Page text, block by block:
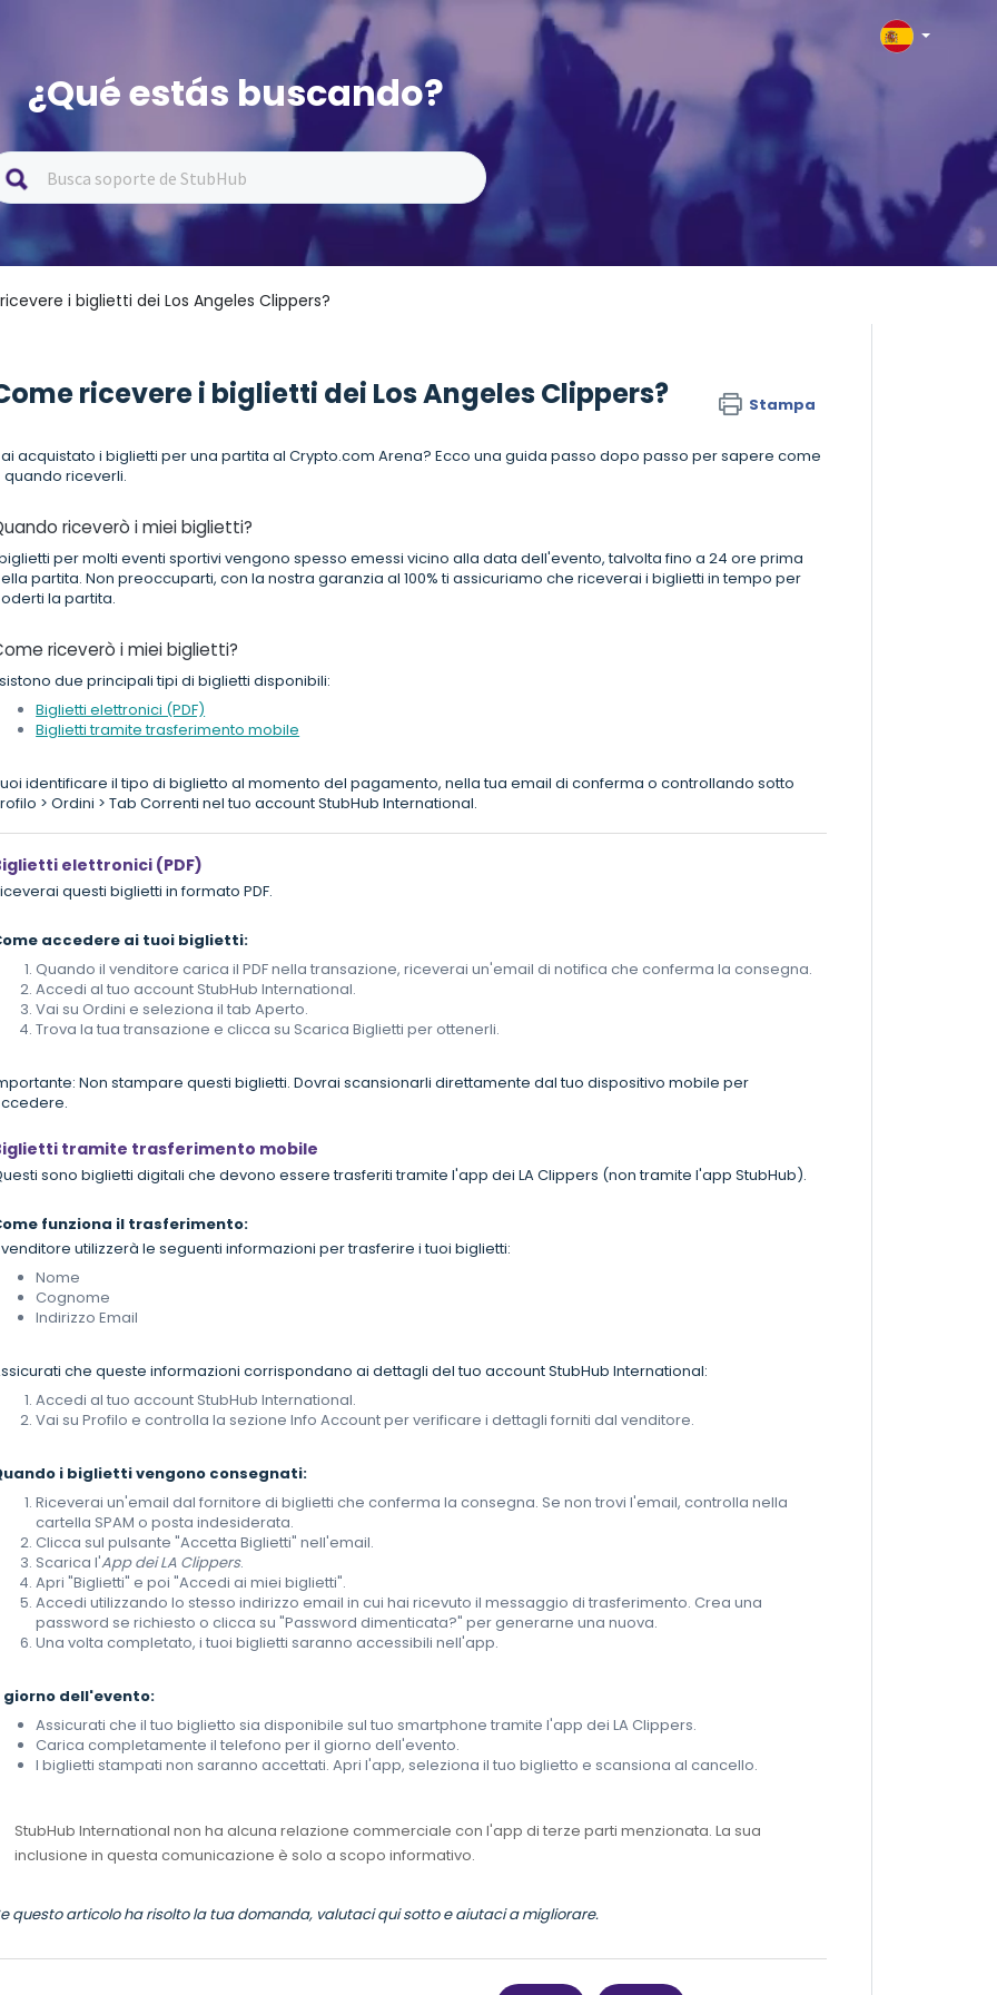
¿Qué estás buscando?
i biglietti dei Los Angeles Clippers?
ricevere i biglietti dei Los Angeles Clippers? Stampa
acquistato i biglietti per una partita al Crypto.com Arena? Ecco una guida passo dopo passo per sapere come
quando riceverli.
riceverò i miei biglietti?
per molti eventi sportivi vengono spesso emessi vicino alla data dell'evento, talvolta fino a 24 ore prima
partita. Non preoccuparti, con la nostra garanzia al 100% ti assicuriamo che riceverai i biglietti in tempo per
la partita.
riceverò i miei biglietti?
due principali tipi di biglietti disponibili:
Biglietti elettronici (PDF)
Biglietti tramite trasferimento mobile
identificare il tipo di biglietto al momento del pagamento, nella tua email di conferma o controllando sotto
> Ordini > Tab Correnti nel tuo account StubHub International.
elettronici (PDF)
questi biglietti in formato PDF.
accedere ai tuoi biglietti:
Quando il venditore carica il PDF nella transazione, riceverai un'email di notifica che conferma la consegna.
Accedi al tuo account StubHub International.
Vai su Ordini e seleziona il tab Aperto.
Trova la tua transazione e clicca su Scarica Biglietti per ottenerli.
Non stampare questi biglietti. Dovrai scansionarli direttamente dal tuo dispositivo mobile per
tramite trasferimento mobile
sono biglietti digitali che devono essere trasferiti tramite l'app dei LA Clippers (non tramite l'app StubHub).
funziona il trasferimento:
venditore utilizzerà le seguenti informazioni per trasferire i tuoi biglietti:
Nome
Cognome
Indirizzo Email
che queste informazioni corrispondano ai dettagli del tuo account StubHub International:
Accedi al tuo account StubHub International.
Vai su Profilo e controlla la sezione Info Account per verificare i dettagli forniti dal venditore.
i biglietti vengono consegnati:
Riceverai un'email dal fornitore di biglietti che conferma la consegna. Se non trovi l'email, controlla nella
cartella SPAM o posta indesiderata.
Clicca sul pulsante "Accetta Biglietti" nell'email.
Scarica l'App dei LA Clippers.
Apri "Biglietti" e poi "Accedi ai miei biglietti".
Accedi utilizzando lo stesso indirizzo email in cui hai ricevuto il messaggio di trasferimento. Crea una
password se richiesto o clicca su "Password dimenticata?" per generarne una nuova.
Una volta completato, i tuoi biglietti saranno accessibili nell'app.
giorno dell'evento:
Assicurati che il tuo biglietto sia disponibile sul tuo smartphone tramite l'app dei LA Clippers.
Carica completamente il telefono per il giorno dell'evento.
I biglietti stampati non saranno accettati. Apri l'app, seleziona il tuo biglietto e scansiona al cancello.
StubHub International non ha alcuna relazione commerciale con l'app di terze parti menzionata. La sua
inclusione in questa comunicazione è solo a scopo informativo.
questo articolo ha risolto la tua domanda, valutaci qui sotto e aiutaci a migliorare.